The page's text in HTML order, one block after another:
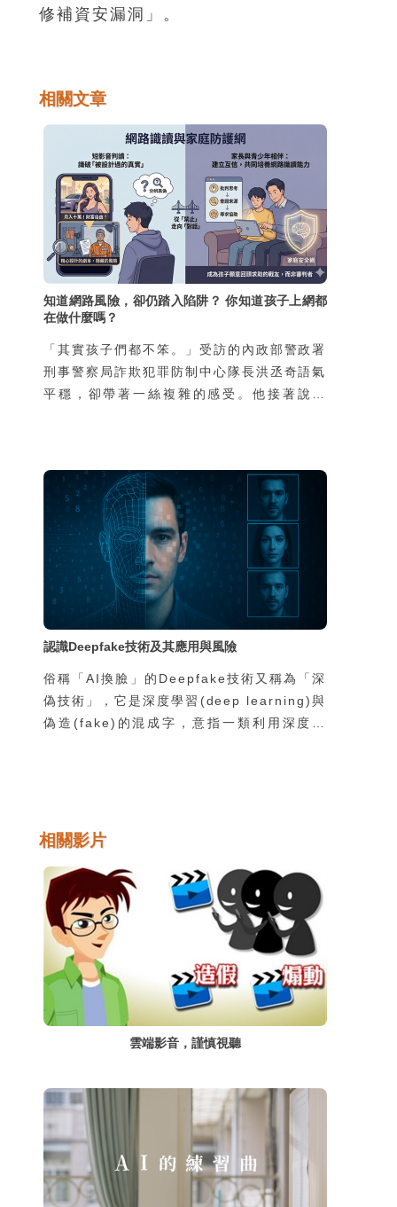
修補資安漏洞」。
相關文章
知道網路風險，卻仍踏入陷阱？ 你知道孩子上網都
在做什麼嗎？
「其實孩子們都不笨。」受訪的內政部警政署
刑事警察局詐欺犯罪防制中心隊長洪丞奇語氣
平穩，卻帶著一絲複雜的感受。他接著說：
到兩成，其餘八成都是再普通不過的家庭，家
裡沒有特別辛苦，也不是因為缺錢。」那為什
麼這些學生還要冒險去從事這樣的違法行為
呢？
認識Deepfake技術及其應用與風險
俗稱「AI換臉」的Deepfake技術又稱為「深
偽技術」，它是深度學習(deep learning)與
偽造(fake)的混成字，意指一類利用深度學
上，因此各種相關的善意或惡意的應用方式層
Deepfake技術帶來的巨大衝擊。
相關影片
雲端影音，謹慎視聽